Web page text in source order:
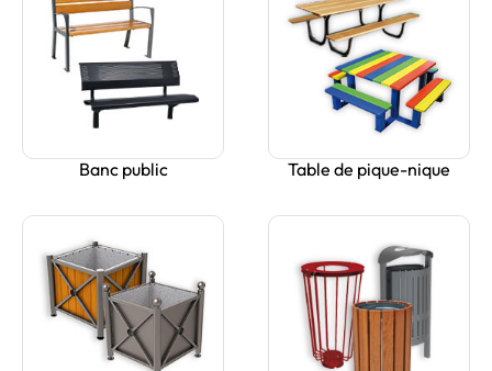
Banc public Table de pique-nique